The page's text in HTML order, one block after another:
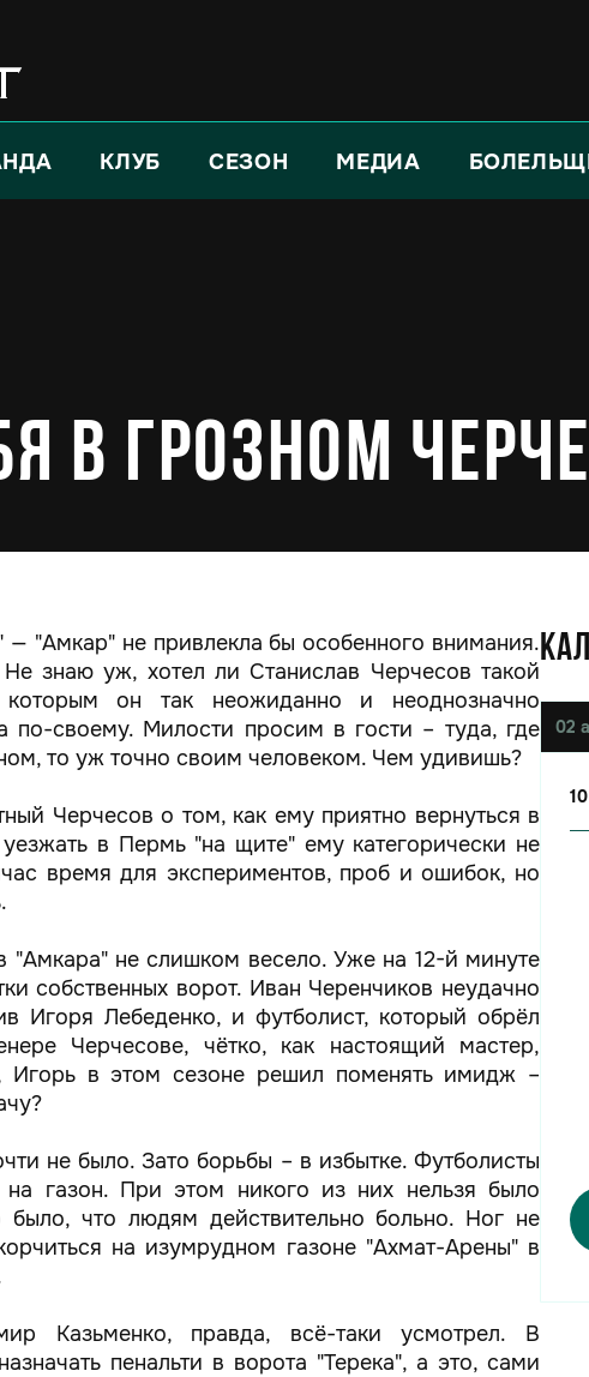
КЛУБ СЕЗОН МЕДИА
в Грозном
02
"Амкар" не привлекла бы особенного внимания.
знаю уж, хотел ли Станислав Черчесов такой
он так неожиданно и неоднозначно
по-своему. Милости просим в гости – туда, где
то уж точно своим человеком. Чем удивишь?
Черчесов о том, как ему приятно вернуться в
в Пермь "на щите" ему категорически не
время для экспериментов, проб и ошибок, но
"Амкара" не слишком весело. Уже на 12-й минуте
собственных ворот. Иван Черенчиков неудачно
Игоря Лебеденко, и футболист, который обрёл
Черчесове, чётко, как настоящий мастер,
Игорь в этом сезоне решил поменять имидж –
не было. Зато борьбы – в избытке. Футболисты
газон. При этом никого из них нельзя было
что людям действительно больно. Ног не
на изумрудном газоне "Ахмат-Арены" в
Казьменко, правда, всё-таки усмотрел. В
пенальти в ворота "Терека", а это, сами